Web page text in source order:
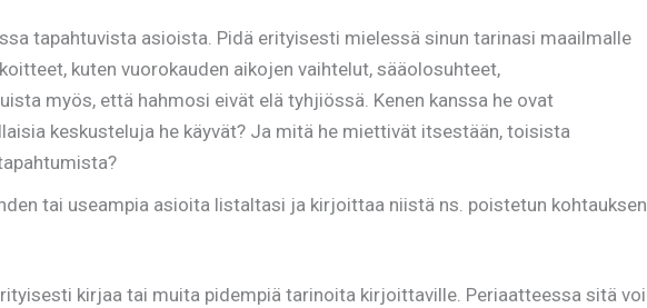
tapahtuvista asioista. Pidä erityisesti mielessä sinun tarinasi maailmalle
kuten vuorokauden aikojen vaihtelut, sääolosuhteet,
myös, että hahmosi eivät elä tyhjiössä. Kenen kanssa he ovat
keskusteluja he käyvät? Ja mitä he miettivät itsestään, toisista
tai useampia asioita listaltasi ja kirjoittaa niistä ns. poistetun kohtauksen
kirjaa tai muita pidempiä tarinoita kirjoittaville. Periaatteessa sitä voi